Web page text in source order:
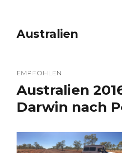
Australien
EMPFOHLEN
Australien
Darwin nach